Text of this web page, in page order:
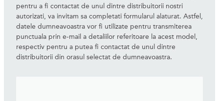
pentru a fi contactat de unul dintre distribuitorii nostri
autorizati, va invitam sa completati formularul alaturat. Astfel,
datele dumneavoastra vor fi utilizate pentru transmiterea
punctuala prin e-mail a detaliilor referitoare la acest model,
respectiv pentru a putea fi contactat de unul dintre
distribuitorii din orasul selectat de dumneavoastra.